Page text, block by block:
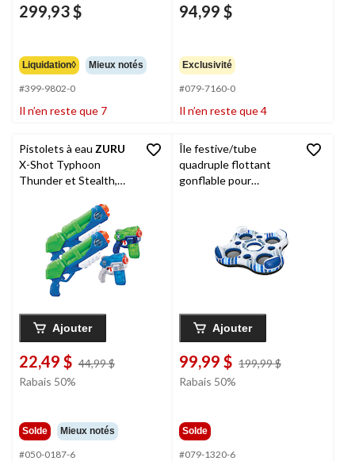
299,93 $
Liquidation◊ Mieux notés
#399-9802-0
Il n’en reste que 7
94,99 $
Exclusivité
#079-7160-0
Il n’en reste que 4
Pistolets à eau ZURU
X-Shot Typhoon
Thunder et Stealth,
ans et plus, paq. 4
Ajouter
22,49 $ 44,99 $
Rabais 50%
Solde Mieux notés
#050-0187-6
Île festive/tube
quadruple flottant
gonflable pour
Hydro-ForceRapid
Rider, bleu
Ajouter
99,99 $ 199,99 $
Rabais 50%
Solde
#079-1320-6